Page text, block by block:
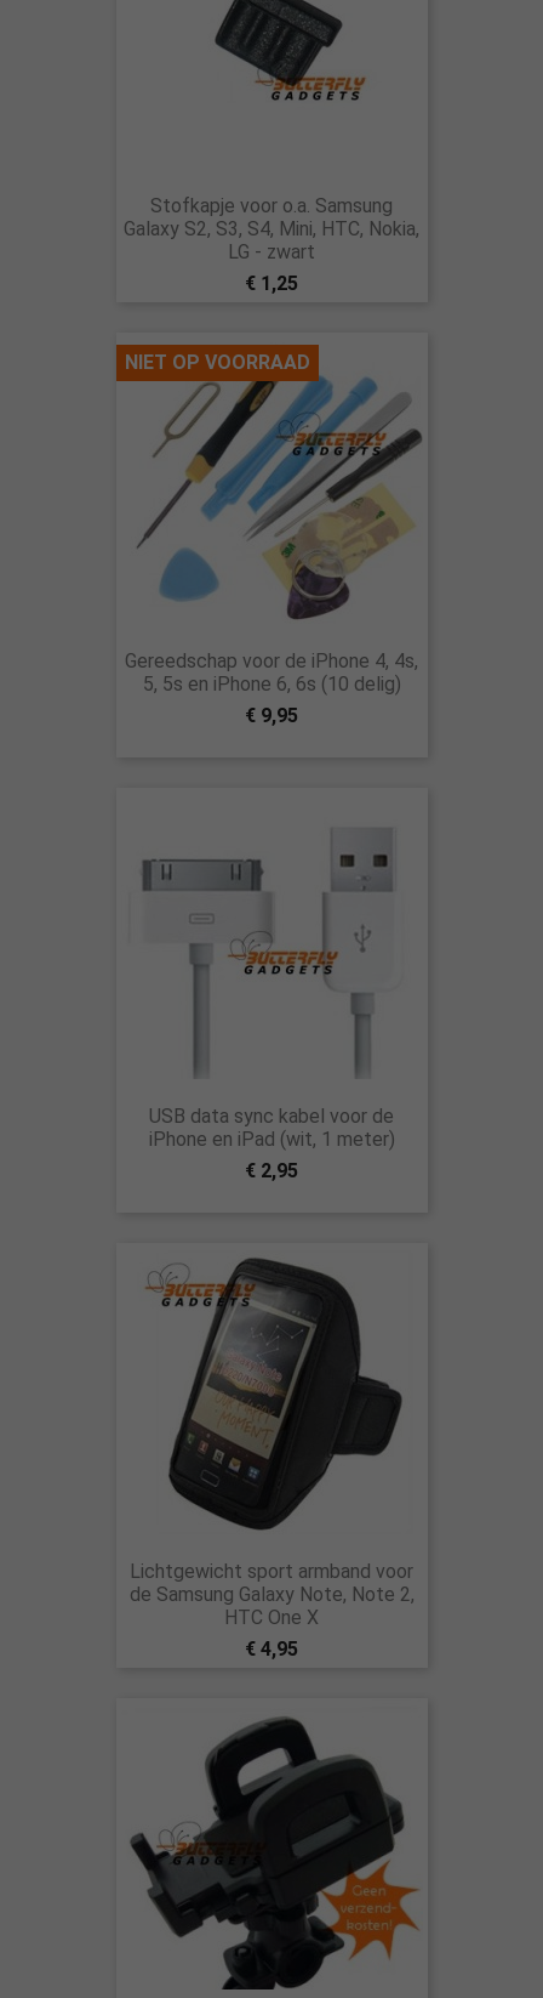
Stofkapje voor o.a. Samsung
Galaxy S2, S3, S4, Mini, HTC, Nokia,
LG - zwart
€ 1,25
Gereedschap voor de iPhone 4, 4s,
5, 5s en iPhone 6, 6s (10 delig)
€ 9,95
NIET OP VOORRAAD
USB data sync kabel voor de
iPhone en iPad (wit, 1 meter)
€ 2,95
Lichtgewicht sport armband voor
de Samsung Galaxy Note, Note 2,
HTC One X
€ 4,95